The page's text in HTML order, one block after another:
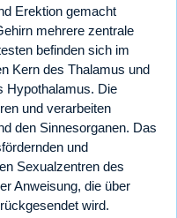
Erektion gemacht
mehrere zentrale
befinden sich im
Kern des Thalamus und
Hypothalamus. Die
und verarbeiten
den Sinnesorganen. Das
und
Sexualzentren des
Anweisung, die über
wird.